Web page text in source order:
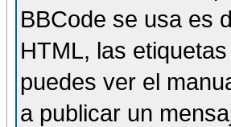
BBCode se usa es
HTML, las
puedes ver el
a publicar un